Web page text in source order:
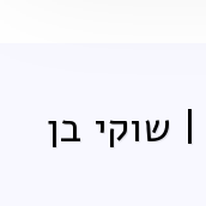
שוקי בן